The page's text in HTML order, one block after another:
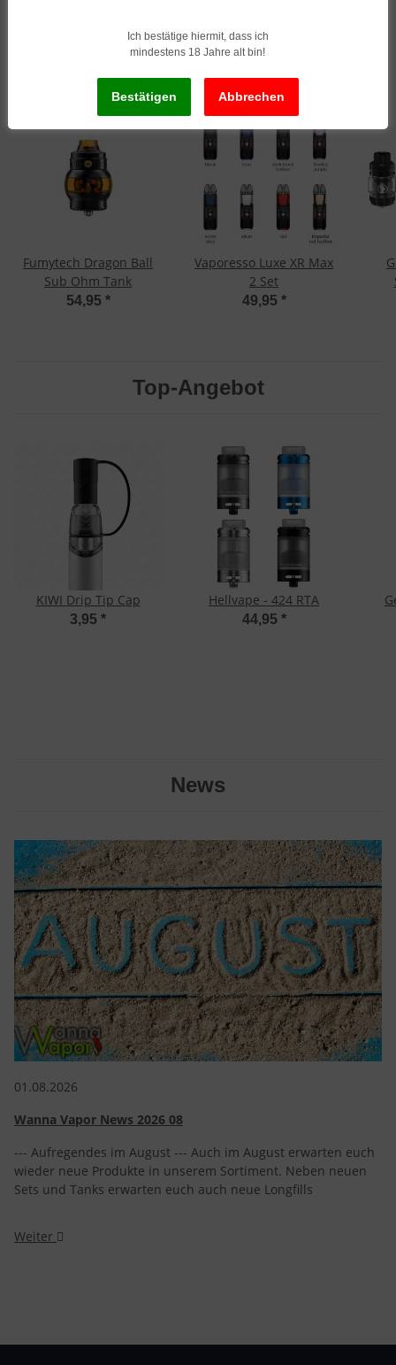
Neu im Sortiment
Fumytech Dragon Ball
Sub Ohm Tank
54,95 *
Vaporesso Luxe XR Max
2 Set
49,95 *
Top-Angebot
KIWI Drip Tip Cap
3,95 *
Hellvape - 424 RTA
44,95 *
News
01.08.2026
Wanna Vapor News 2026 08
--- Aufregendes im August --- Auch im August erwarten euch
wieder neue Produkte in unserem Sortiment. Neben neuen
Sets und Tanks erwarten euch auch neue Longfills
Weiter
Ich bestätige hiermit, dass ich
mindestens 18 Jahre alt bin!